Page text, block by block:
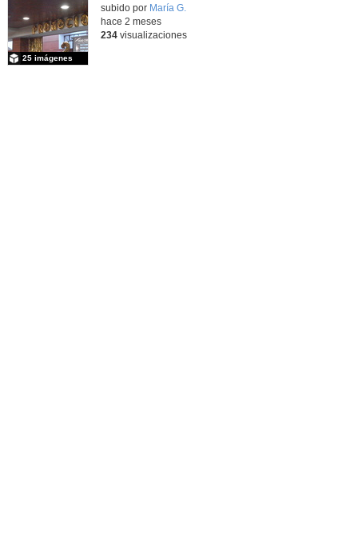
Contenido educativo.
subido por María G.
25 imágenes
hace 2 meses
234visualizaciones